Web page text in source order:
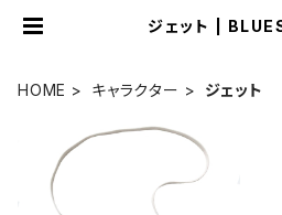
ジェット |
HOME キャラクター ジェット